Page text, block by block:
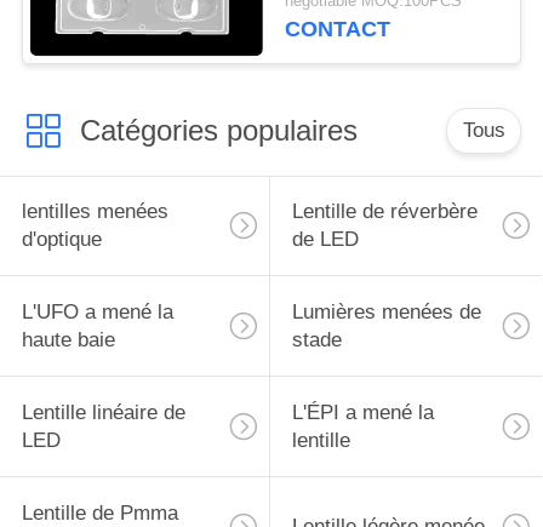
PROTECTION
LA
PRIVÉE
d'optique de réflecteurs
CONTACT
Catégories populaires Tous
lentilles menées
d'optique
Lentille de réverbère
de LED
L'UFO a mené la
haute baie
Lumières menées de
stade
Lentille linéaire de
LED
L'ÉPI a mené la
lentille
Lentille de Pmma